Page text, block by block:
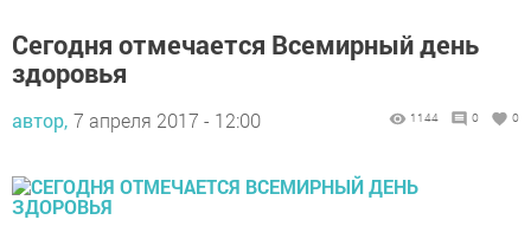
Сегодня отмечается Всемирный день
здоровья
автор, 7 апреля 2017 - 12:00 1144 0 0